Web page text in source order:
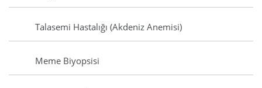
Talasemi Hastalığı (Akdeniz Anemisi)
Meme Biyopsisi